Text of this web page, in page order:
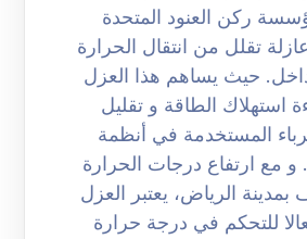
ركن العنود المتحدة
تقلل من انتقال الحرارة
حيث يساهم هذا العزل
استهلاك الطاقة و تقليل
المستخدمة في أنظمة
و مع ارتفاع درجات الحرارة
الرياض، يعتبر العزل
للتحكم في درجة حرارة